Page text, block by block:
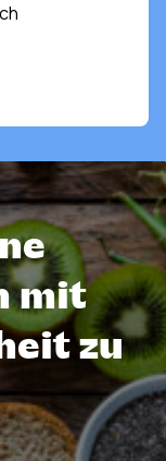
mit
zu